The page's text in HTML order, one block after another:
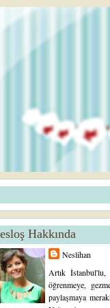
Hakkında
Neslihan
Artık İstanbul'lu,
öğrenmeye,
paylaşmaya